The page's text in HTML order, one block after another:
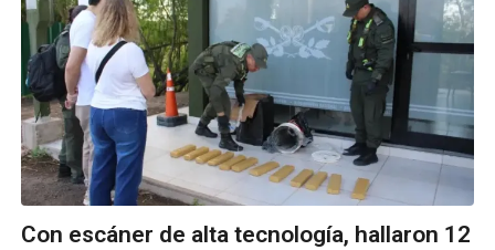
Con escáner de alta tecnología, hallaron 12